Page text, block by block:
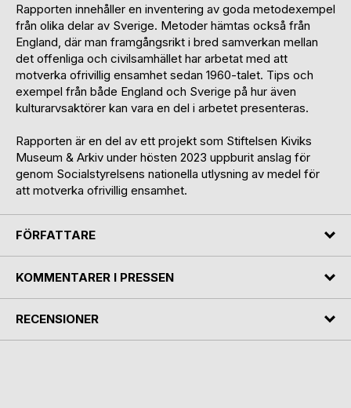
Rapporten innehåller en inventering av goda metodexempel
från olika delar av Sverige. Metoder hämtas också från
England, där man framgångsrikt i bred samverkan mellan
det offenliga och civilsamhället har arbetat med att
motverka ofrivillig ensamhet sedan 1960-talet. Tips och
exempel från både England och Sverige på hur även
kulturarvsaktörer kan vara en del i arbetet presenteras.
Rapporten är en del av ett projekt som Stiftelsen Kiviks
Museum & Arkiv under hösten 2023 uppburit anslag för
genom Socialstyrelsens nationella utlysning av medel för
att motverka ofrivillig ensamhet.
FÖRFATTARE
KOMMENTARER I PRESSEN
RECENSIONER